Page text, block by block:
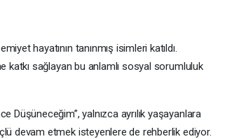
hayatının tanınmış isimleri katıldı.
katkı sağlayan bu anlamlı sosyal sorumluluk
Düşüneceğim”, yalnızca ayrılık yaşayanlara
devam etmek isteyenlere de rehberlik ediyor.